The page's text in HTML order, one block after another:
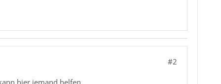
#2
hier jemand helfen.